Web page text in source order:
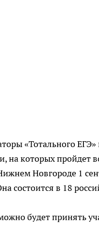
«Тотального ЕГЭ»
на которых пройдет
Новгороде 1
состоится в 18
будет принять